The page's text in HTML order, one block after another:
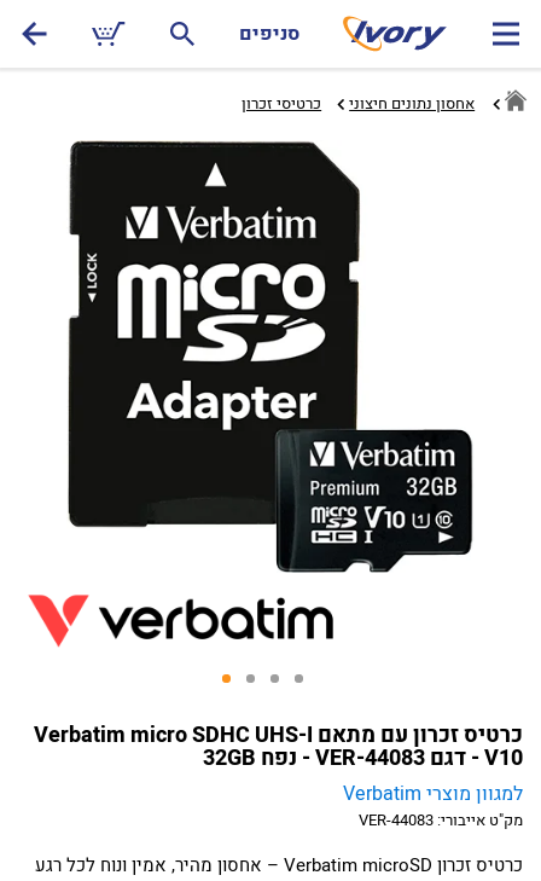
סניפים
אחסון נתונים חיצוני כרטיסי זכרון‏
כרטיס זכרון עם מתאם Verbatim micro SDHC UHS-I
V10 - דגם VER-44083 - נפח 32GB
למגוון מוצרי Verbatim
מק"ט אייבורי: VER-44083
כרטיס זכרון Verbatim microSD – אחסון מהיר, אמין ונוח לכל רגע